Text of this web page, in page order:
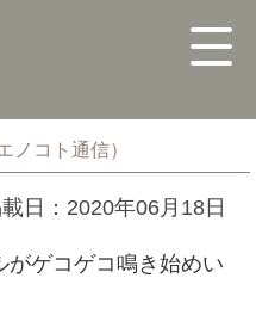
ノコト通信）
日：2020年06月18日
がゲコゲコ鳴き始めい